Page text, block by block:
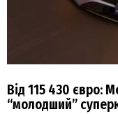
Від 115 430 євро:
“молодший”